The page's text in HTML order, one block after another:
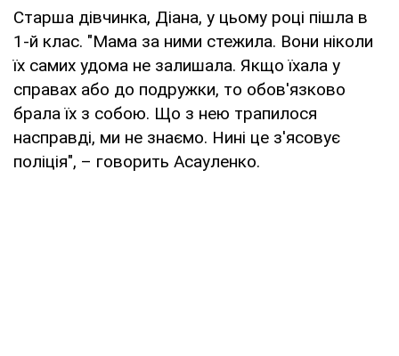
Старша дівчинка, Діана, у цьому році пішла в
1-й клас. "Мама за ними стежила. Вони ніколи
їх самих удома не залишала. Якщо їхала у
справах або до подружки, то обов'язково
брала їх з собою. Що з нею трапилося
насправді, ми не знаємо. Нині це з'ясовує
поліція", – говорить Асауленко.